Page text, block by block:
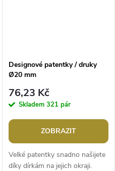
Designové patentky / druky
Ø20 mm
76,23 Kč
Skladem 321 pár
ZOBRAZIT
Velké patentky snadno našijete
díky dírkám na jejich okraji.